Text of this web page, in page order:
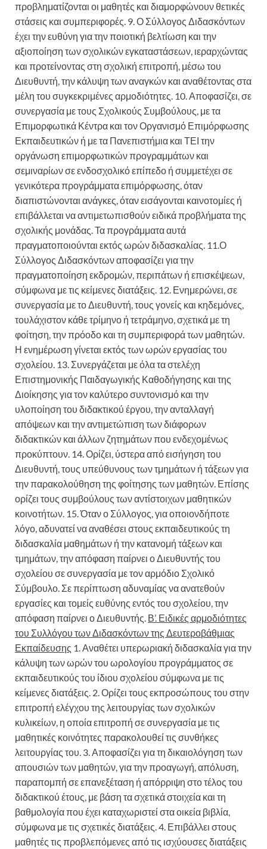
προβληματίζονται οι μαθητές και διαμορφώνουν θετικές
στάσεις και συμπεριφορές. 9. Ο Σύλλογος Διδασκόντων
έχει την ευθύνη για την ποιοτική βελτίωση και την
αξιοποίηση των σχολικών εγκαταστάσεων, ιεραρχώντας
και προτείνοντας στη σχολική επιτροπή, μέσω του
Διευθυντή, την κάλυψη των αναγκών και αναθέτοντας στα
μέλη του συγκεκριμένες αρμοδιότητες. 10. Αποφασίζει, σε
συνεργασία με τους Σχολικούς Συμβούλους, με τα
Επιμορφωτικά Κέντρα και τον Οργανισμό Επιμόρφωσης
Εκπαιδευτικών ή με τα Πανεπιστήμια και ΤΕΙ την
οργάνωση επιμορφωτικών προγραμμάτων και
σεμιναρίων σε ενδοσχολικό επίπεδο ή συμμετέχει σε
γενικότερα προγράμματα επιμόρφωσης, όταν
διαπιστώνονται ανάγκες, όταν εισάγονται καινοτομίες ή
επιβάλλεται να αντιμετωπισθούν ειδικά προβλήματα της
σχολικής μονάδας. Τα προγράμματα αυτά
πραγματοποιούνται εκτός ωρών διδασκαλίας. 11.Ο
Σύλλογος Διδασκόντων αποφασίζει για την
πραγματοποίηση εκδρομών, περιπάτων ή επισκέψεων,
σύμφωνα με τις κείμενες διατάξεις. 12. Ενημερώνει, σε
συνεργασία με το Διευθυντή, τους γονείς και κηδεμόνες,
τουλάχιστον κάθε τρίμηνο ή τετράμηνο, σχετικά με τη
φοίτηση, την πρόοδο και τη συμπεριφορά των μαθητών.
Η ενημέρωση γίνεται εκτός των ωρών εργασίας του
σχολείου. 13. Συνεργάζεται με όλα τα στελέχη
Επιστημονικής Παιδαγωγικής Καθοδήγησης και της
Διοίκησης για τον καλύτερο συντονισμό και την
υλοποίηση του διδακτικού έργου, την ανταλλαγή
απόψεων και την αντιμετώπιση των διάφορων
διδακτικών και άλλων ζητημάτων που ενδεχομένως
προκύπτουν. 14. Ορίζει, ύστερα από εισήγηση του
Διευθυντή, τους υπεύθυνους των τμημάτων ή τάξεων για
την παρακολούθηση της φοίτησης των μαθητών. Επίσης
ορίζει τους συμβούλους των αντίστοιχων μαθητικών
κοινοτήτων. 15. Όταν ο Σύλλογος, για οποιονδήποτε
λόγο, αδυνατεί να αναθέσει στους εκπαιδευτικούς τη
διδασκαλία μαθημάτων ή την κατανομή τάξεων και
τμημάτων, την απόφαση παίρνει ο Διευθυντής του
σχολείου σε συνεργασία με τον αρμόδιο Σχολικό
Σύμβουλο. Σε περίπτωση αδυναμίας να ανατεθούν
εργασίες και τομείς ευθύνης εντός του σχολείου, την
απόφαση παίρνει ο Διευθυντής. Β’. Ειδικές αρμοδιότητες
του Συλλόγου των Διδασκόντων της Δευτεροβάθμιας
Εκπαίδευσης 1. Αναθέτει υπερωριακή διδασκαλία για την
κάλυψη των ωρών του ωρολογίου προγράμματος σε
εκπαιδευτικούς του ίδιου σχολείου σύμφωνα με τις
κείμενες διατάξεις. 2. Ορίζει τους εκπροσώπους του στην
επιτροπή ελέγχου της λειτουργίας των σχολικών
κυλικείων, η οποία επιτροπή σε συνεργασία με τις
μαθητικές κοινότητες παρακολουθεί τις συνθήκες
λειτουργίας του. 3. Αποφασίζει για τη δικαιολόγηση των
απουσιών των μαθητών, για την προαγωγή, απόλυση,
παραπομπή σε επανεξέταση ή απόρριψη στο τέλος του
διδακτικού έτους, με βάση τα σχετικά στοιχεία και τη
βαθμολογία που έχει καταχωριστεί στα οικεία βιβλία,
σύμφωνα με τις σχετικές διατάξεις. 4. Επιβάλλει στους
μαθητές τις προβλεπόμενες από τις ισχύουσες διατάξεις